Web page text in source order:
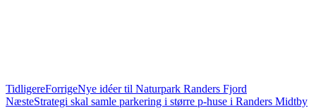
TidligereForrigeNye idéer til Naturpark Randers Fjord
NæsteStrategi skal samle parkering i større p-huse i Randers Midtby